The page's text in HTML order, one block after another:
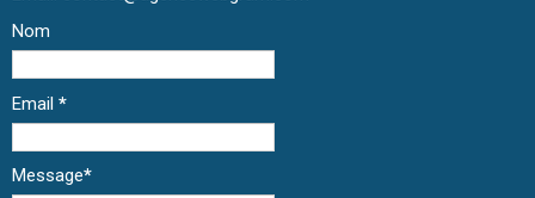
Nom
Email *
Message*